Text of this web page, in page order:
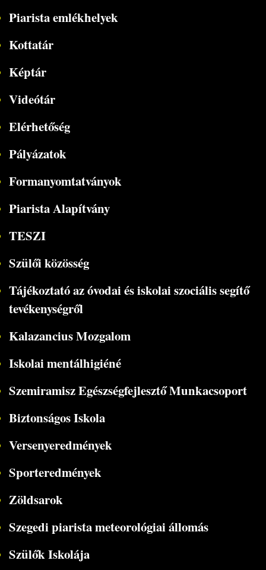
Piarista emlékhelyek
Kottatár
Képtár
Videótár
Elérhetőség
Pályázatok
Formanyomtatványok
Piarista Alapítvány
TESZI
Szülői közösség
Tájékoztató az óvodai és iskolai szociális segítő
tevékenységről
Kalazancius Mozgalom
Iskolai mentálhigiéné
Szemiramisz Egészségfejlesztő Munkacsoport
Biztonságos Iskola
Versenyeredmények
Sporteredmények
Zöldsarok
Szegedi piarista meteorológiai állomás
Szülők Iskolája